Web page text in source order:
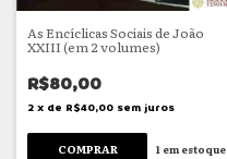
As Encíclicas Sociais de João
XXIII (em 2 volumes)
R$80,00
2 x de R$40,00 sem juros
1em estoque